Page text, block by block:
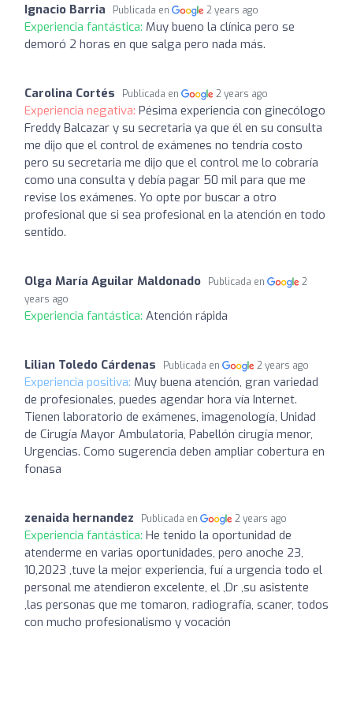
Ignacio Barria Publicada en 2 years ago
Experiencia fantástica: Muy bueno la clínica pero se
demoró 2 horas en que salga pero nada más.
Carolina Cortés Publicada en 2 years ago
Experiencia negativa: Pésima experiencia con ginecólogo
Freddy Balcazar y su secretaria ya que él en su consulta
me dijo que el control de exámenes no tendría costo
pero su secretaria me dijo que el control me lo cobraría
como una consulta y debía pagar 50 mil para que me
revise los exámenes. Yo opte por buscar a otro
profesional que si sea profesional en la atención en todo
sentido.
Olga María Aguilar Maldonado Publicada en
2
years ago
Experiencia fantástica: Atención rápida
Lilian Toledo Cárdenas Publicada en 2 years ago
Experiencia positiva: Muy buena atención, gran variedad
de profesionales, puedes agendar hora vía Internet.
Tienen laboratorio de exámenes, imagenología, Unidad
de Cirugía Mayor Ambulatoria, Pabellón cirugía menor,
Urgencias. Como sugerencia deben ampliar cobertura en
fonasa
zenaida hernandez Publicada en 2 years ago
Experiencia fantástica: He tenido la oportunidad de
atenderme en varias oportunidades, pero anoche 23,
10,2023 ,tuve la mejor experiencia, fuí a urgencia todo el
personal me atendieron excelente, el ,Dr ,su asistente
,las personas que me tomaron, radiografía, scaner, todos
con mucho profesionalismo y vocación